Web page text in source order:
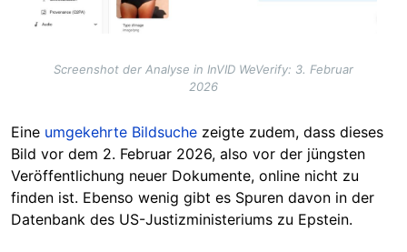
Screenshot der Analyse in InVID WeVerify: 3. Februar
2026
Eine umgekehrte Bildsuche zeigte zudem, dass dieses
Bild vor dem 2. Februar 2026, also vor der jüngsten
Veröffentlichung neuer Dokumente, online nicht zu
finden ist. Ebenso wenig gibt es Spuren davon in der
Datenbank des US-Justizministeriums zu Epstein.